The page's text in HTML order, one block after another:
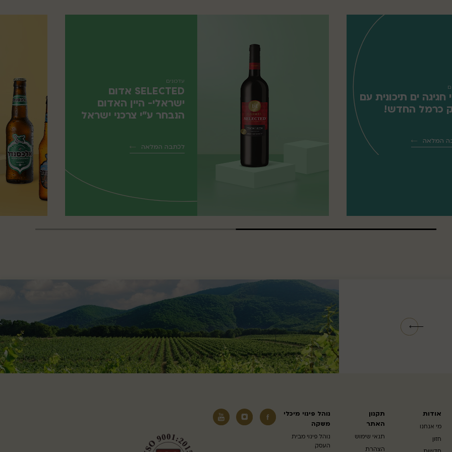
חגיגה ים תיכונית עם
כרמל החדש!
המלאה
עדכונים
SELECTED אדום
ישראלי- היין האדום
הנבחר ע"י צרכני ישראל
לכתבה המלאה
אודות
מי אנחנו
חזון
תקנון
האתר
תנאי שימוש
הצהרת
נוהל פינוי מיכלי
משקה
נוהל פינוי מבית
העסק